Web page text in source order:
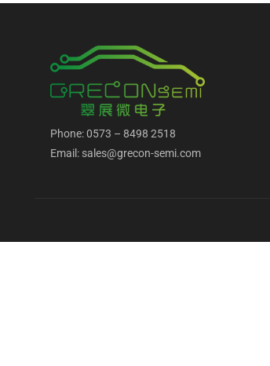
Phone: 0573 – 8498 2518
Email: sales@grecon-semi.com